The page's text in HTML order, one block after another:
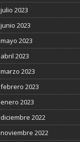
julio 2023
junio 2023
mayo 2023
abril 2023
marzo 2023
febrero 2023
enero 2023
diciembre 2022
noviembre 2022